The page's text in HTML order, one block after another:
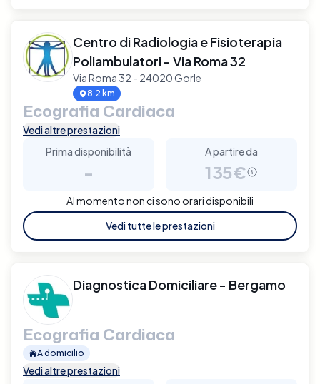
Centro di Radiologia e Fisioterapia
Poliambulatori - Via Roma 32
Via Roma 32 - 24020 Gorle
8.2 km
Ecografia Cardiaca
Vedi altre prestazioni
Prima disponibilità
-
A partire da
135€
Al momento non ci sono orari disponibili
Vedi tutte le prestazioni
Diagnostica Domiciliare - Bergamo
Ecografia Cardiaca
A domicilio
Vedi altre prestazioni